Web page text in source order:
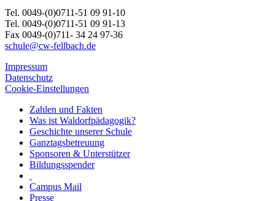
Tel. 0049-(0)0711-51 09 91-10
Tel. 0049-(0)0711-51 09 91-13
Fax 0049-(0)711- 34 24 97-36
schule@cw-fellbach.de
Impressum
Datenschutz
Cookie-Einstellungen
Zahlen und Fakten
Was ist Waldorfpädagogik?
Geschichte unserer Schule
Ganztagsbetreuung
Sponsoren & Unterstützer
Bildungsspender
Campus Mail
Presse